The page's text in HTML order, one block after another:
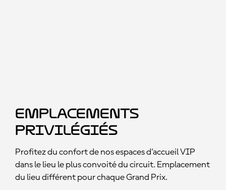
Emplacements
privilégiés
Profitez du confort de nos espaces d'accueil VIP
dans le lieu le plus convoité du circuit. Emplacement
du lieu différent pour chaque Grand Prix.